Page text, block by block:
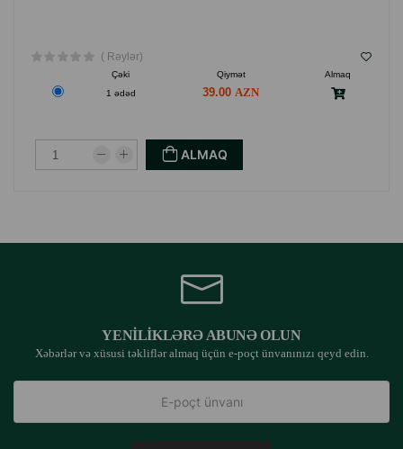
( Rəylər)
Çəki Qiymət
Almaq
1 ədəd
39.00
ALMAQ
YENILIKLƏRƏ ABUNƏ OLUN
Xəbərlər və xüsusi təkliflər almaq üçün e-poçt ünvanınızı qeyd edin.